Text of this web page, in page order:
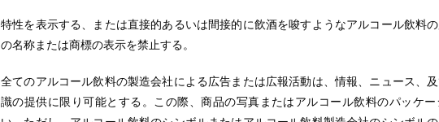
特性を表示する、または直接的あるいは間接的に飲酒を唆すようなアルコール飲料
の名称または商標の表示を禁止する。
全てのアルコール飲料の製造会社による広告または広報活動は、情報、ニュース、
識の提供に限り可能とする。この際、商品の写真またはアルコール飲料のパッケ